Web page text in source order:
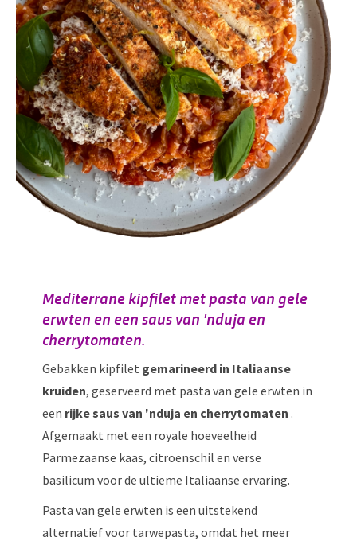
Mediterrane kipfilet met pasta van gele
erwten en een saus van 'nduja en
cherrytomaten.
Gebakken kipfilet gemarineerd in Italiaanse
kruiden, geserveerd met pasta van gele erwten in
een rijke saus van 'nduja en cherrytomaten .
Afgemaakt met een royale hoeveelheid
Parmezaanse kaas, citroenschil en verse
basilicum voor de ultieme Italiaanse ervaring.
Pasta van gele erwten is een uitstekend
alternatief voor tarwepasta, omdat het meer